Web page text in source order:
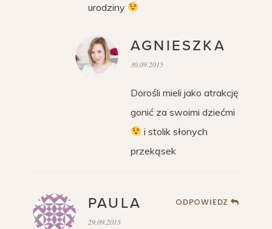
urodziny
AGNIESZKA
30.09.2015
Dorośli mieli jako atrakcję
gonić za swoimi dziećmi
i stolik słonych
przekąsek
PAULA ODPOWIEDZ
29.09.2015